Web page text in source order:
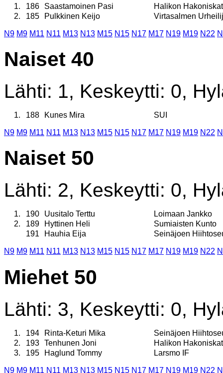
1. 186 Saastamoinen Pasi
Halikon Hakoniskat
2.
185 Pulkkinen Keijo Virtasalmen
N9 M9 M11 N11 M13 N13 M15 N15 N17 M17 N19 M19 N22 N
Naiset 40
Lähti: 1, Keskeytti: 0,
1. 188 Kunes Mira SUI
N9 M9 M11 N11 M13 N13 M15 N15 N17 M17 N19 M19 N22 N
Naiset 50
Lähti: 2, Keskeytti: 0,
1. 190 Uusitalo Terttu
Loimaan Jankko
2.
189 Hyttinen Heli
Sumiaisten Kunto
191
Hauhia Eija Seinäjoen
N9 M9 M11 N11 M13 N13 M15 N15 N17 M17 N19 M19 N22 N
Miehet 50
Lähti: 3, Keskeytti: 0,
1. 194 Rinta-Keturi Mika
Seinäjoen
2.
193 Tenhunen Joni
Halikon Hakoniskat
3.
195 Haglund Tommy Larsmo IF
N9 M9 M11 N11 M13 N13 M15 N15 N17 M17 N19 M19 N22 N